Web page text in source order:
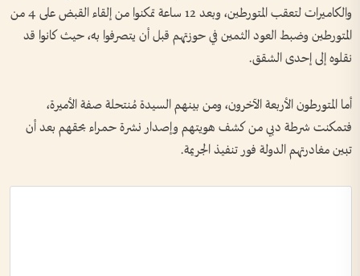
والكاميرات لتعقب المتورطين، وبعد 12 ساعة تمكنوا من إلقاء القبض على 4 من
المتورطين وضبط العود الثمين في حوزتهم قبل أن يتصرفوا به، حيث كانوا قد
نقلوه إلى إحدى الشقق.
أما المتورطون الأربعة الآخرون، ومن بينهم السيدة مُنتحلة صفة الأميرة،
فتمكنت شرطة دبي من كشف هويتهم وإصدار نشرة حمراء بحقهم بعد أن
تبين مغادرتهم الدولة فور تنفيذ الجريمة.